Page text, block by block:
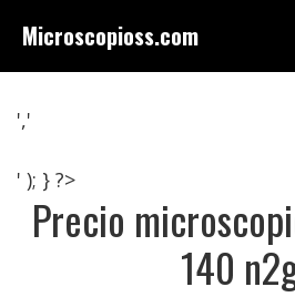
contenido
Microscopioss.com
','
' ); } ?>
Precio
140